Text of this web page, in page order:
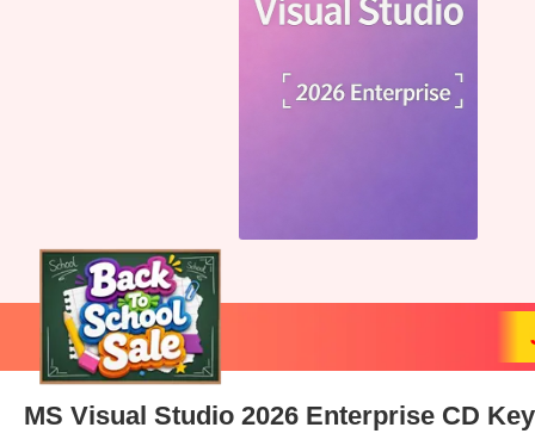
MS Visual Studio 2026 Enterprise CD